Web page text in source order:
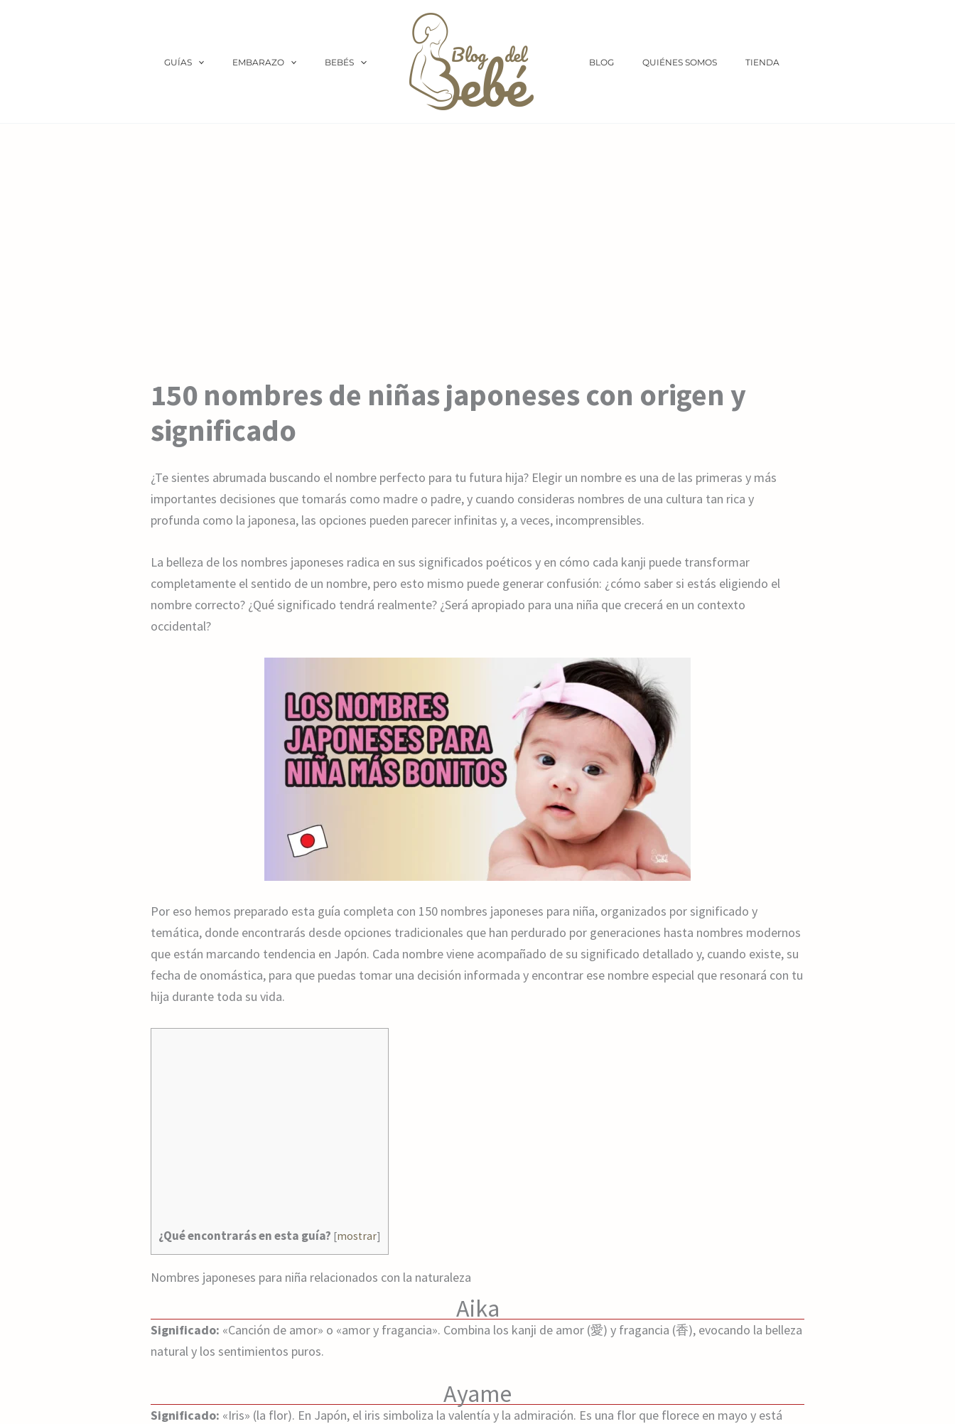
GUÍAS EMBARAZO BEBÉS BLOG QUIÉNES SOMOS TIENDA
150 nombres de niñas japoneses con origen y
significado
¿Te sientes abrumada buscando el nombre perfecto para tu futura hija? Elegir un nombre es una de las primeras y más
importantes decisiones que tomarás como madre o padre, y cuando consideras nombres de una cultura tan rica y
profunda como la japonesa, las opciones pueden parecer infinitas y, a veces, incomprensibles.
La belleza de los nombres japoneses radica en sus significados poéticos y en cómo cada kanji puede transformar
completamente el sentido de un nombre, pero esto mismo puede generar confusión: ¿cómo saber si estás eligiendo el
nombre correcto? ¿Qué significado tendrá realmente? ¿Será apropiado para una niña que crecerá en un contexto
occidental?
Por eso hemos preparado esta guía completa con 150 nombres japoneses para niña, organizados por significado y
temática, donde encontrarás desde opciones tradicionales que han perdurado por generaciones hasta nombres modernos
que están marcando tendencia en Japón. Cada nombre viene acompañado de su significado detallado y, cuando existe, su
fecha de onomástica, para que puedas tomar una decisión informada y encontrar ese nombre especial que resonará con tu
hija durante toda su vida.
¿Qué encontrarás en esta guía? [mostrar]
Nombres japoneses para niña relacionados con la naturaleza
Aika
Significado: «Canción de amor» o «amor y fragancia». Combina los kanji de amor (愛) y fragancia (香), evocando la belleza
natural y los sentimientos puros.
Ayame
Significado: «Iris» (la flor). En Japón, el iris simboliza la valentía y la admiración. Es una flor que florece en mayo y está